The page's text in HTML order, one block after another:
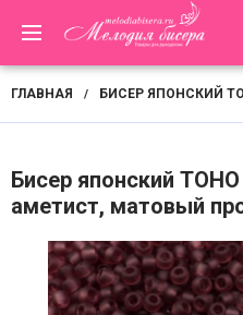
ГЛАВНАЯ / БИСЕР ЯПОНСКИЙ
Бисер японский
аметист, матовый